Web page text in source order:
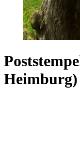
Heimburg)